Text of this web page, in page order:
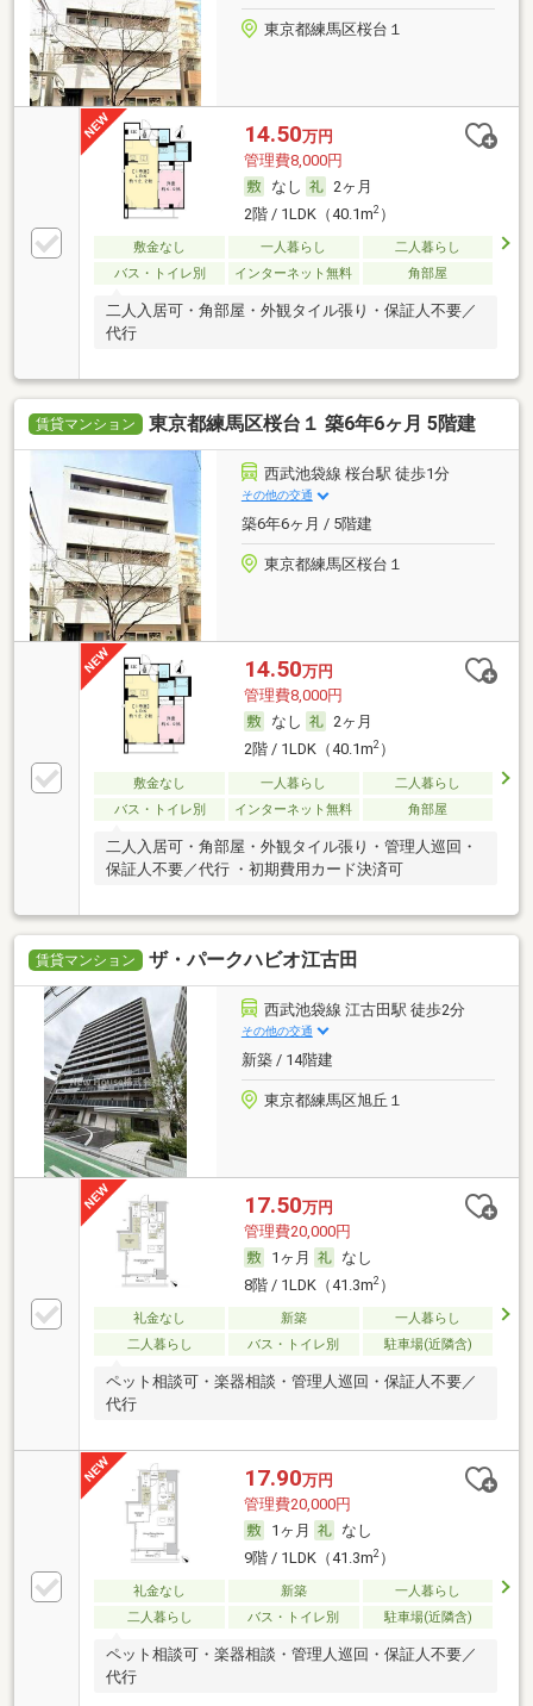
東京都練馬区桜台１
14.50万円
管理費8,000円
なし
2ヶ月
2階 / 1LDK（40.1m2）
敷金なし 一人暮らし
二人暮らし
バス・トイレ別
インターネット無料 角部屋
二人入居可・角部屋・外観タイル張り・保証人不要／
代行
賃貸マンション 東京都練馬区桜台１ 築6年6ヶ月 5階建
西武池袋線 桜台駅 徒歩1分
その他の交通
築6年6ヶ月 / 5階建
東京都練馬区桜台１
14.50万円
管理費8,000円
なし
2ヶ月
2階 / 1LDK（40.1m2）
敷金なし 一人暮らし
二人暮らし
バス・トイレ別
インターネット無料 角部屋
二人入居可・角部屋・外観タイル張り・管理人巡回・
保証人不要／代行 ・初期費用カード決済可
賃貸マンション ザ・パークハビオ江古田
西武池袋線 江古田駅 徒歩2分
その他の交通
新築 / 14階建
東京都練馬区旭丘１
17.50万円
管理費20,000円
1ヶ月
なし
8階 / 1LDK（41.3m2）
礼金なし 新築
一人暮らし
二人暮らし
バス・トイレ別 駐車場(近隣含)
ペット相談可・楽器相談・管理人巡回・保証人不要／
代行
17.90万円
管理費20,000円
1ヶ月
なし
9階 / 1LDK（41.3m2）
礼金なし 新築
一人暮らし
二人暮らし
バス・トイレ別 駐車場(近隣含)
ペット相談可・楽器相談・管理人巡回・保証人不要／
代行